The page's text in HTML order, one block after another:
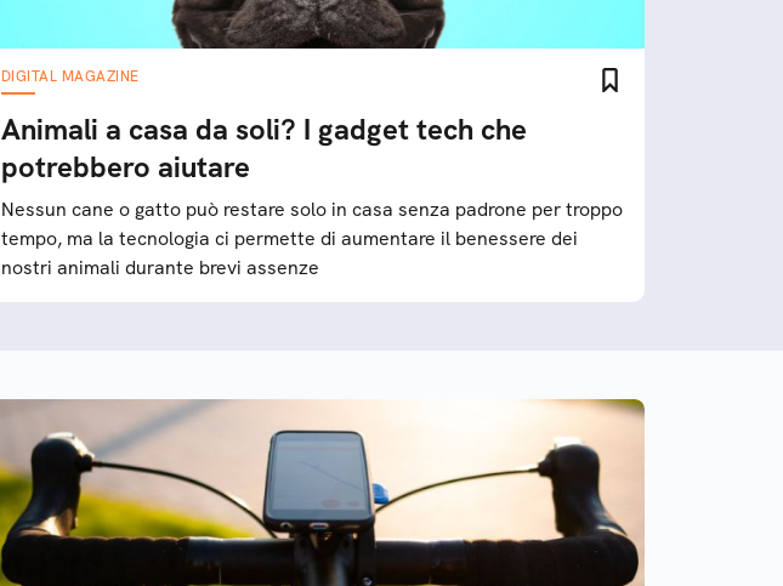
DIGITAL MAGAZINE
Animali a casa da soli? I gadget tech che
potrebbero aiutare
Nessun cane o gatto può restare solo in casa senza padrone per troppo
tempo, ma la tecnologia ci permette di aumentare il benessere dei
nostri animali durante brevi assenze